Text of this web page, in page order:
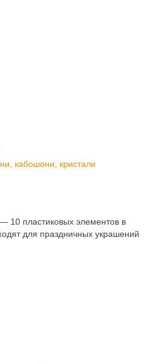
кабошони, кристали
10 пластиковых элементов в
для праздничных украшений